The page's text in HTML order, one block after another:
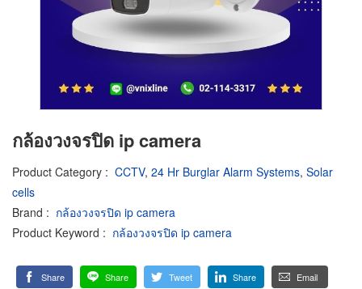
กล้องวงจรปิด ip camera
Product Category : CCTV, 24 Hr Burglar Alarm Systems, Solar
cells
Brand : กล้องวงจรปิด ip camera
Product Keyword : กล้องวงจรปิด ip camera
Share Share Tweet Share Email